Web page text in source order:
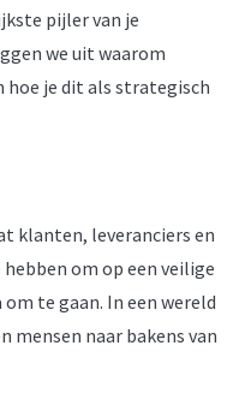
pijler van je
we uit waarom
hoe je dit als strategisch
klanten, leveranciers en
om op een veilige
te gaan. In een wereld
mensen naar bakens van